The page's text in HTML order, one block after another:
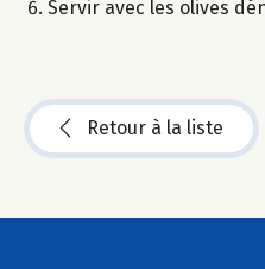
Servir avec les olives
Retour à la liste